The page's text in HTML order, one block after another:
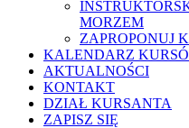
MORZEM
ZAPROPONUJ
KALENDARZ
AKTUALNOŚCI
KONTAKT
DZIAŁ KURSANTA
ZAPISZ SIĘ